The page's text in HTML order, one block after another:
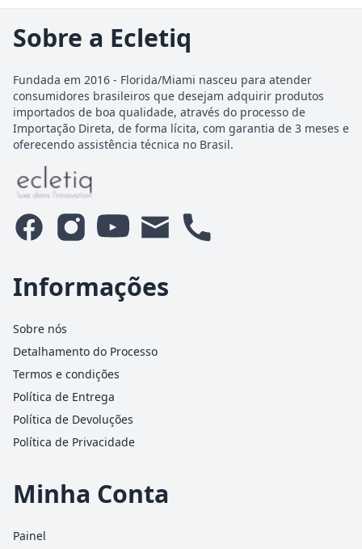
Sobre a Ecletiq
Fundada em 2016 - Florida/Miami nasceu para atender
consumidores brasileiros que desejam adquirir produtos
importados de boa qualidade, através do processo de
Importação Direta, de forma lícita, com garantia de 3 meses e
oferecendo assistência técnica no Brasil.
Informações
Sobre nós
Detalhamento do Processo
Termos e condições
Política de Entrega
Política de Devoluções
Política de Privacidade
Minha Conta
Painel